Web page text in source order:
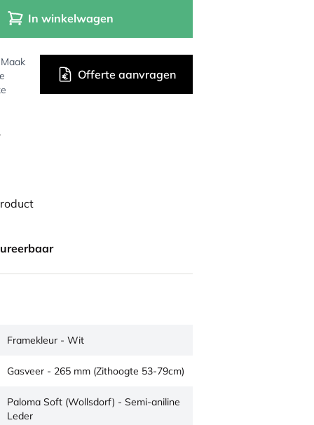
In winkelwagen
Offerte aanvragen
Framekleur - Wit
Gasveer - 265 mm (Zithoogte 53-79cm)
Paloma Soft (Wollsdorf) - Semi-aniline
Leder